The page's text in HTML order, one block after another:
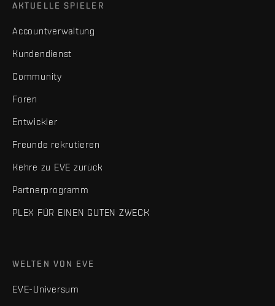
AKTUELLE SPIELER
Accountverwaltung
Kundendienst
Community
Foren
Entwickler
Freunde rekrutieren
Kehre zu EVE zurück
Partnerprogramm
PLEX FÜR EINEN GUTEN ZWECK
WELTEN VON EVE
EVE-Universum